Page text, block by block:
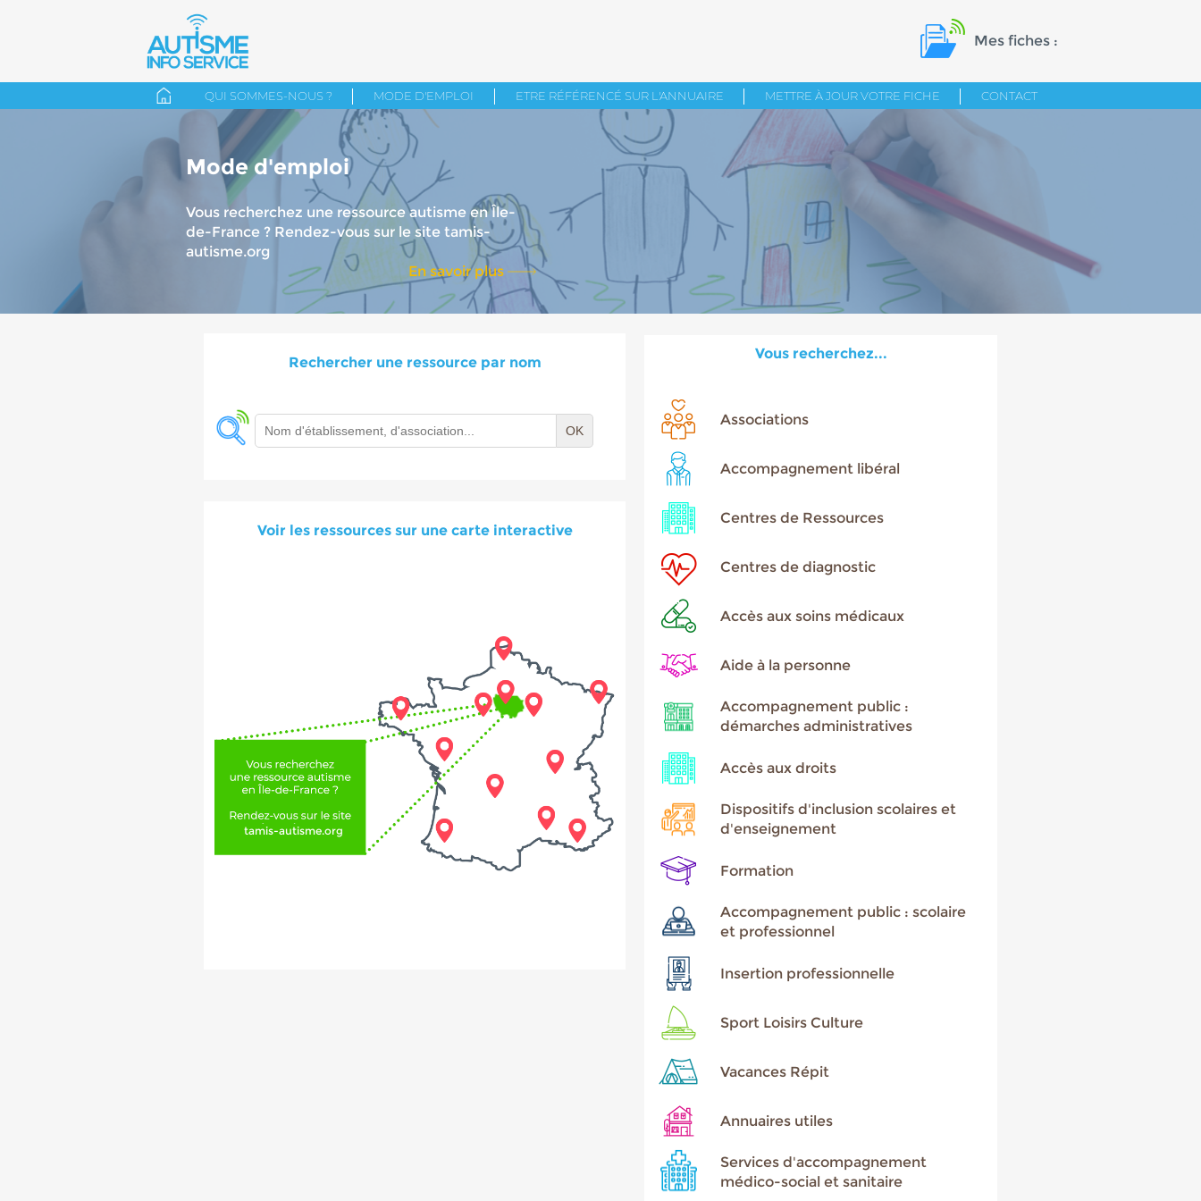
Mes fiches :
QUI SOMMES-NOUS ? MODE D'EMPLOI ETRE RÉFÉRENCÉ SUR L'ANNUAIRE METTRE À JOUR VOTRE FICHE CONTACT
Mode d'emploi
Vous recherchez une ressource autisme en Île-
de-France ? Rendez-vous sur le site tamis-
autisme.org
En savoir plus
Rechercher une ressource par nom
OK
Voir les ressources sur une carte interactive
tamis-autisme.org
Vous recherchez...
Associations
Accompagnement libéral
Centres de Ressources
Centres de diagnostic
Accès aux soins médicaux
Aide à la personne
Accompagnement public :
démarches administratives
Accès aux droits
Dispositifs d'inclusion scolaires et
d'enseignement
Formation
Accompagnement public : scolaire
et professionnel
Insertion professionnelle
Sport Loisirs Culture
Vacances Répit
Annuaires utiles
Services d'accompagnement
médico-social et sanitaire